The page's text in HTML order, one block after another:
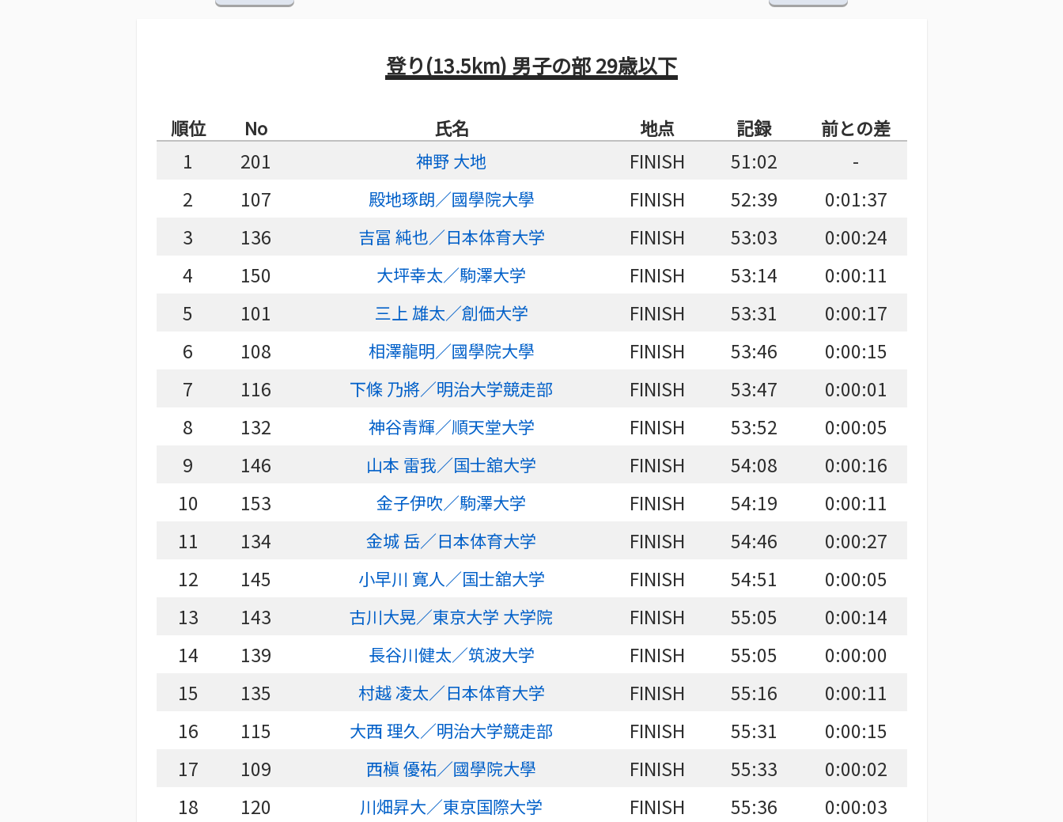
登り(13.5km) 男子の部 29歳以下
順位 No 氏名 地点 記録 前との差
1 201 神野 大地 FINISH 51:02
-
2
107 殿地琢朗／國學院大學 FINISH 52:39
0:01:37
3
136 吉冨 純也／日本体育大学 FINISH 53:03
0:00:24
4
150 大坪幸太／駒澤大学 FINISH 53:14
0:00:11
5
101 三上 雄太／創価大学 FINISH 53:31
0:00:17
6
108 相澤龍明／國學院大學 FINISH 53:46
0:00:15
7
116 下條 乃將／明治大学競走部 FINISH 53:47
0:00:01
8
132 神谷青輝／順天堂大学 FINISH 53:52
0:00:05
9
146 山本 雷我／国士舘大学 FINISH 54:08
0:00:16
10
153 金子伊吹／駒澤大学 FINISH 54:19
0:00:11
11
134 金城 岳／日本体育大学 FINISH 54:46
0:00:27
12
145 小早川 寛人／国士舘大学 FINISH 54:51
0:00:05
13
143 古川大晃／東京大学 大学院 FINISH 55:05
0:00:14
14
139 長谷川健太／筑波大学 FINISH 55:05
0:00:00
15
135 村越 凌太／日本体育大学 FINISH 55:16
0:00:11
16
115 大西 理久／明治大学競走部 FINISH 55:31
0:00:15
17
109 西槇 優祐／國學院大學 FINISH 55:33
0:00:02
18
120 川畑昇大／東京国際大学 FINISH 55:36
0:00:03